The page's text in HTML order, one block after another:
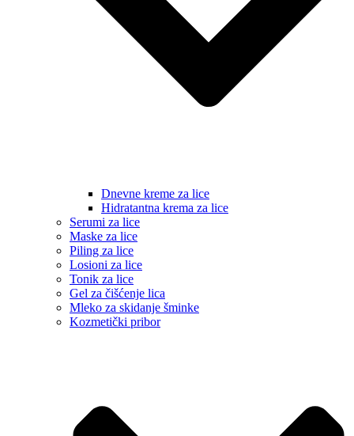
Dnevne kreme za lice
Hidratantna krema za lice
Serumi za lice
Maske za lice
Piling za lice
Losioni za lice
Tonik za lice
Gel za čišćenje lica
Mleko za skidanje šminke
Kozmetički pribor